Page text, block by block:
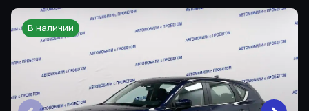
В наличии